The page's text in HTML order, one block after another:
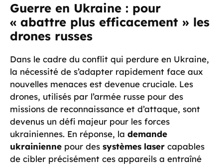
Guerre en Ukraine : pour
« abattre plus efficacement » les
drones russes
Dans le cadre du conflit qui perdure en Ukraine,
la nécessité de s’adapter rapidement face aux
nouvelles menaces est devenue cruciale. Les
drones, utilisés par l’armée russe pour des
missions de reconnaissance et d’attaque, sont
devenus un défi majeur pour les forces
ukrainiennes. En réponse, la demande
ukrainienne pour des systèmes laser capables
de cibler précisément ces appareils a entraîné